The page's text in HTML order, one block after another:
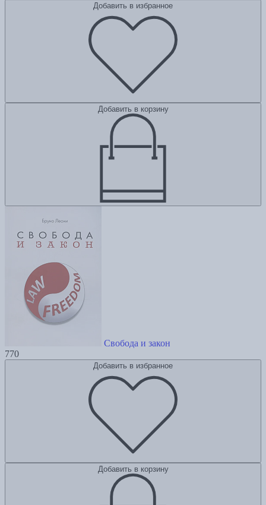
Добавить в избранное
Добавить в корзину
Свобода и закон
770
Добавить в избранное
Добавить в корзину